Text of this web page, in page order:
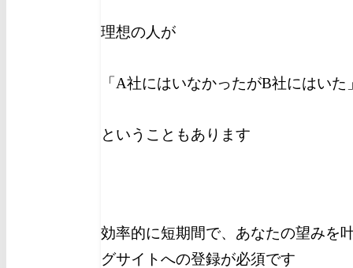
理想の人が
「A社にはいなかったがB社にはいた
ということもあります
効率的に短期間で、あなたの望みを
グサイトへの登録が必須です